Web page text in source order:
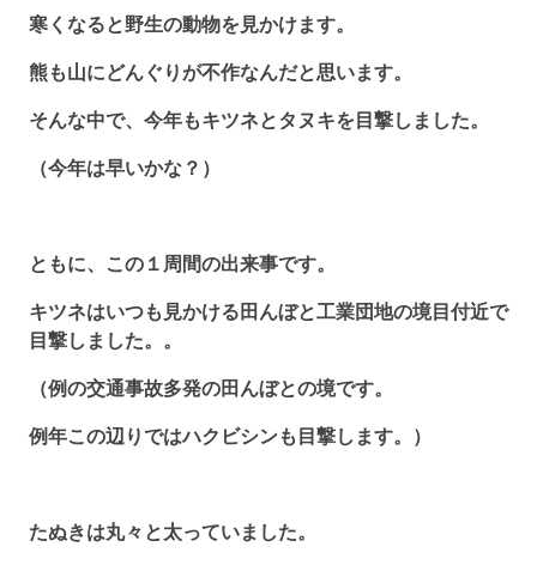
寒くなると野生の動物を見かけます。
熊も山にどんぐりが不作なんだと思います。
そんな中で、今年もキツネとタヌキを目撃しました。
（今年は早いかな？）
ともに、この１周間の出来事です。
キツネはいつも見かける田んぼと工業団地の境目付近で
目撃しました。。
（例の交通事故多発の田んぼとの境です。
例年この辺りではハクビシンも目撃します。）
たぬきは丸々と太っていました。